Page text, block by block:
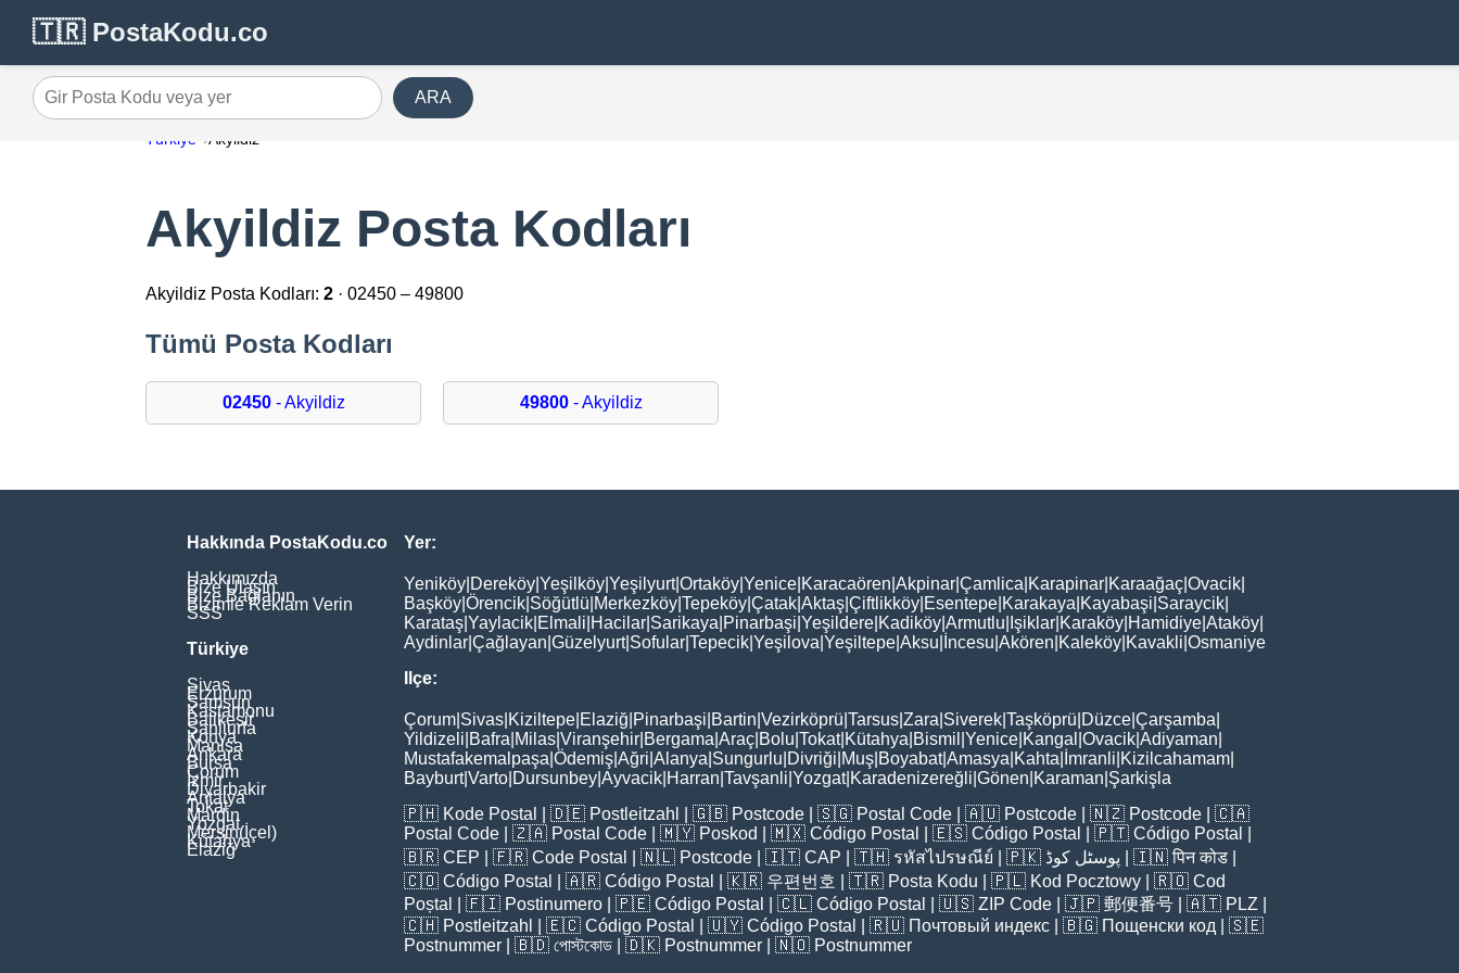
🇹🇷 PostaKodu.co
Gir Posta Kodu veya yer ARA
Türkiye Akyildiz
Akyildiz Posta Kodları
Akyildiz Posta Kodları:2 · 02450 – 49800
Tümü Posta Kodları
02450- Akyildiz 49800- Akyildiz
Hakkında PostaKodu.co
Hakkımızda
Bize Ulaşın
Bize Bağlanın
Bizimle Reklam Verin
SSS
Türkiye
Sivas
Erzurum
Samsun
Kastamonu
Balikesir
Şanliurfa
Konya
Manisa
Ankara
Bursa
Çorum
İzmir
Diyarbakir
Antalya
Tokat
Mardin
Yozgat
Mersin(İçel)
Kütahya
Elaziğ
Yer:
Yeniköy Dereköy Yeşilköy Yeşilyurt|Ortaköy Yenice Karacaören Akpinar Çamlica Karapinar Karaağaç Ovacik
Başköy Örencik Söğütlü Merkezköy Tepeköy Çatak Aktaş Çiftlikköy Esentepe Karakaya Kayabaşi Saraycik
Karataş Yaylacik Elmali Hacilar Sarikaya Pinarbaşi Yeşildere Kadiköy Armutlu Işiklar Karaköy Hamidiye Ataköy
Aydinlar Çağlayan Güzelyurt| Sofular Tepecik Yeşilova Yeşiltepe Aksu İncesu Akören Kaleköy Kavakli Osmaniye
Ilçe:
Çorum Sivas Kiziltepe Elaziğ Pinarbaşi Bartin Vezirköprü Tarsus Zara Siverek Taşköprü Düzce Çarşamba
Yildizeli Bafra Milas Viranşehir Bergama Araç Bolu Tokat| Kütahya Bismil Yenice Kangal Ovacik Adiyaman
Mustafakemalpaşa Ödemiş Ağri Alanya Sungurlu Divriği Muş Boyabat|Amasya Kahta İmranli Kizilcahamam
Bayburt|Varto Dursunbey Ayvacik Harran Tavşanli Yozgat| Karadenizereğli Gönen Karaman Şarkişla
🇵🇭 Kode Postal | 🇩🇪 Postleitzahl | 🇬🇧 Postcode | 🇸🇬 Postal Code | 🇦🇺 Postcode | 🇳🇿 Postcode | 🇨🇦
Postal Code | 🇿🇦 Postal Code | 🇲🇾 Poskod | 🇲🇽 Código Postal | 🇪🇸 Código Postal | 🇵🇹 Código Postal
🇧🇷 CEP | 🇫🇷 Code Postal | 🇳🇱 Postcode | 🇮🇹 CAP | 🇹🇭 รหัสไปรษณีย์ | 🇵🇰 پوسٹل کوڈ | 🇮🇳पिन कोड
🇨🇴 Código Postal | 🇦🇷 Código Postal | 🇰🇷 우편번호 | 🇹🇷 Posta Kodu | 🇵🇱 Kod Pocztowy | 🇷🇴 Cod
Poștal
| 🇫🇮 Postinumero | 🇵🇪 Código Postal | 🇨🇱 Código Postal | 🇺🇸 ZIP Code | 🇯🇵 郵便番号 | 🇦🇹 PLZ
🇨🇭 Postleitzahl | 🇪🇨 Código Postal | 🇺🇾 Código Postal | 🇷🇺 Почтовый индекс | 🇧🇬 Пощенски код | 🇸🇪
Postnummer | 🇧🇩 পোস্টকোড | 🇩🇰 Postnummer | 🇳🇴 Postnummer